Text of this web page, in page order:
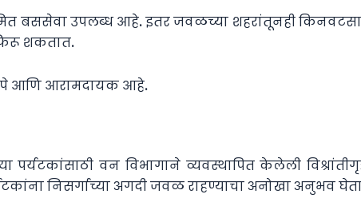
बससेवा उपलब्ध आहे. इतर जवळच्या शहरांतूनही
शकतात.
आणि आरामदायक आहे.
पर्यटकांसाठी वन विभागाने व्यवस्थापित केलेली
निसर्गाच्या अगदी जवळ राहण्याचा अनोखा अनुभव